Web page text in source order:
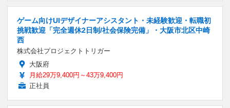
ゲーム向けUIデザイナーアシスタント・未経験歓迎・転職初
挑戦歓迎「完全週休2日制/社会保険完備」・大阪市北区中崎
西
株式会社プロジェクトトリガー
大阪府
月給29万9,400円～43万9,400円
正社員